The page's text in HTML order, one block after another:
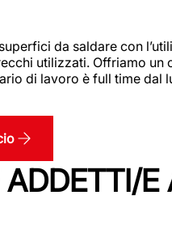
da saldare con
utilizzati. Offriamo
di lavoro è full time dal
ADDETTI/